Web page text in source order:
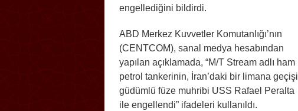
engellediğini bildirdi.
ABD Merkez Kuvvetler Komutanlığı’nın
(CENTCOM), sanal medya hesabından
yapılan açıklamada, “M/T Stream adlı ham
petrol tankerinin, İran’daki bir limana geçişi
güdümlü füze muhribi USS Rafael Peralta
ile engellendi” ifadeleri kullanıldı.